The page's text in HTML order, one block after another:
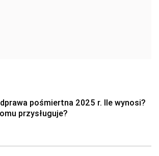
pośmiertna 2025 r. Ile wynosi?
przysługuje?